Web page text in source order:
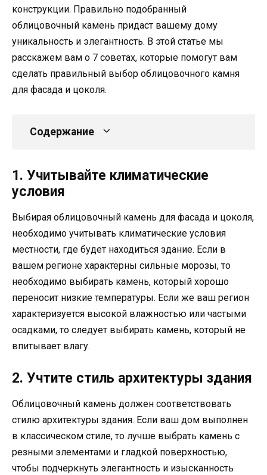
конструкции. Правильно подобранный
облицовочный камень придаст вашему дому
уникальность и элегантность. В этой статье мы
расскажем вам о 7 советах, которые помогут вам
сделать правильный выбор облицовочного камня
для фасада и цоколя.
Содержание
1. Учитывайте климатические
условия
Выбирая облицовочный камень для фасада и цоколя,
необходимо учитывать климатические условия
местности, где будет находиться здание. Если в
вашем регионе характерны сильные морозы, то
необходимо выбирать камень, который хорошо
переносит низкие температуры. Если же ваш регион
характеризуется высокой влажностью или частыми
осадками, то следует выбирать камень, который не
впитывает влагу.
2. Учтите стиль архитектуры здания
Облицовочный камень должен соответствовать
стилю архитектуры здания. Если ваш дом выполнен
в классическом стиле, то лучше выбрать камень с
резными элементами и гладкой поверхностью,
чтобы подчеркнуть элегантность и изысканность